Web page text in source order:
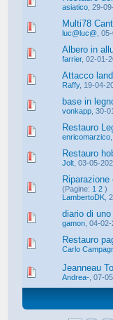
asiatico ,29-
Multi78
luc@luc@ ,
Albero in
farrier,02-01-
Attacco
Raffy, 19-04-
base in
vonkapp ,30-
Restauro
enricomarzico
Restauro
Jolt ,03-05-
(Pagine: 1 2 )
LambertoDK ,
diario di
gamon ,04-02-
Restauro
Carlo
Jeanneau
Andrea- ,07-